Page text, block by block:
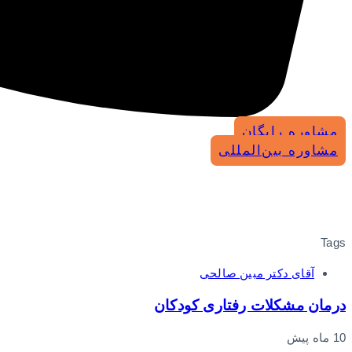
مشاوره رایگان
مشاوره بین‌المللی
Tags
آقای دکتر مبین صالحی
درمان مشکلات رفتاری کودکان
10 ماه پیش